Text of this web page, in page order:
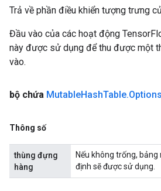
Trả về phần điều khiển tượng trưng
Đầu vào của các hoạt động
này được sử dụng để thu được một
vào.
bộ chứa MutableHashTable.Options
Thông số
thùng đựng
hàng
Nếu không trống,
định sẽ được sử dụng.